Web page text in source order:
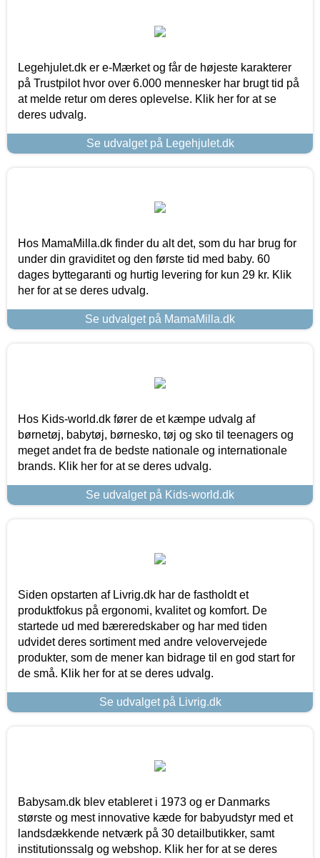
Legehjulet.dk er e-Mærket og får de højeste karakterer
på Trustpilot hvor over 6.000 mennesker har brugt tid på
at melde retur om deres oplevelse. Klik her for at se
deres udvalg.
Se udvalget på Legehjulet.dk
Hos MamaMilla.dk finder du alt det, som du har brug for
under din graviditet og den første tid med baby. 60
dages byttegaranti og hurtig levering for kun 29 kr. Klik
her for at se deres udvalg.
Se udvalget på MamaMilla.dk
Hos Kids-world.dk fører de et kæmpe udvalg af
børnetøj, babytøj, børnesko, tøj og sko til teenagers og
meget andet fra de bedste nationale og internationale
brands. Klik her for at se deres udvalg.
Se udvalget på Kids-world.dk
Siden opstarten af Livrig.dk har de fastholdt et
produktfokus på ergonomi, kvalitet og komfort. De
startede ud med bæreredskaber og har med tiden
udvidet deres sortiment med andre velovervejede
produkter, som de mener kan bidrage til en god start for
de små. Klik her for at se deres udvalg.
Se udvalget på Livrig.dk
Babysam.dk blev etableret i 1973 og er Danmarks
største og mest innovative kæde for babyudstyr med et
landsdækkende netværk på 30 detailbutikker, samt
institutionssalg og webshop. Klik her for at se deres